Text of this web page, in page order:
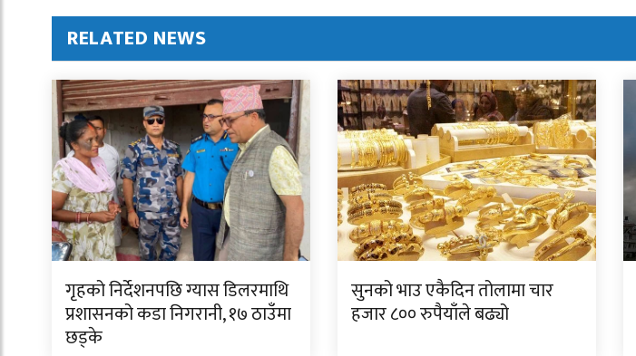
RELATED NEWS
गृहको निर्देशनपछि ग्यास डिलरमाथि
प्रशासनको कडा निगरानी, १७ ठाउँमा
छड्के
सुनको भाउ एकैदिन तोलामा चार
हजार ८०० रुपैयाँले बढ्यो